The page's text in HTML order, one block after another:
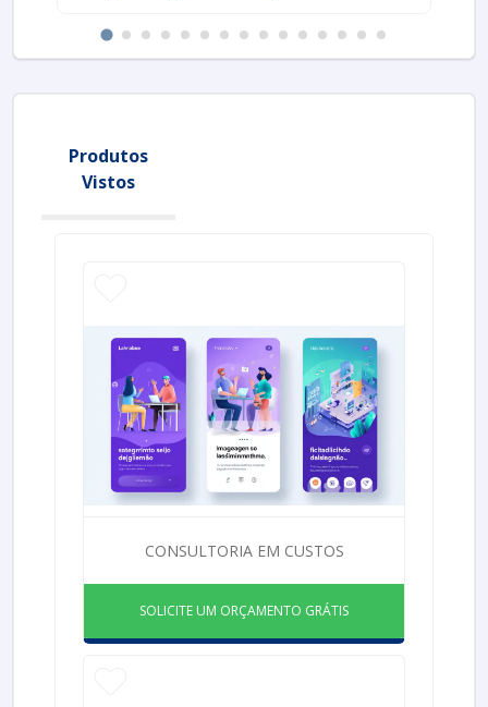
Produtos
Vistos
CONSULTORIA EM CUSTOS
SOLICITE UM ORÇAMENTO GRÁTIS